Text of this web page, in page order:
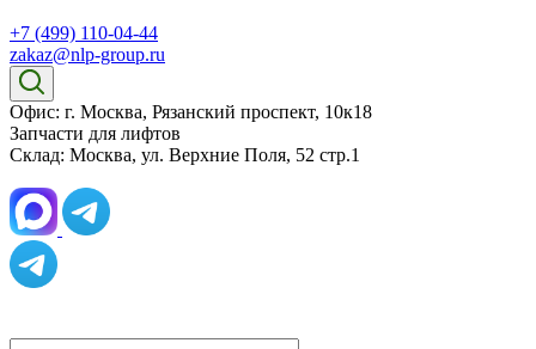
+7 (499) 110-04-44
zakaz@nlp-group.ru
Офис: г. Москва, Рязанский проспект, 10к18
Запчасти для лифтов
Склад: Москва, ул. Верхние Поля, 52 стр.1